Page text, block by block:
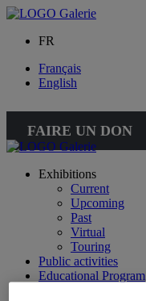
FR
Français
English
FAIRE UN DON
Exhibitions
Current
Upcoming
Past
Virtual
Touring
Public activities
Educational Program